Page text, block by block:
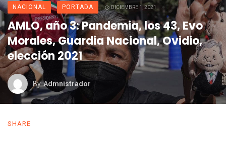
NACIONAL PORTADA DICIEMBRE 1, 2021
AMLO, año 3: Pandemia, los 43, Evo
Morales, Guardia Nacional, Ovidio,
elección 2021
By Admnistrador
SHARE